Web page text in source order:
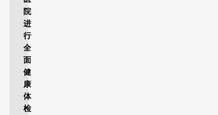
院
进
行
全
面
健
康
体
检